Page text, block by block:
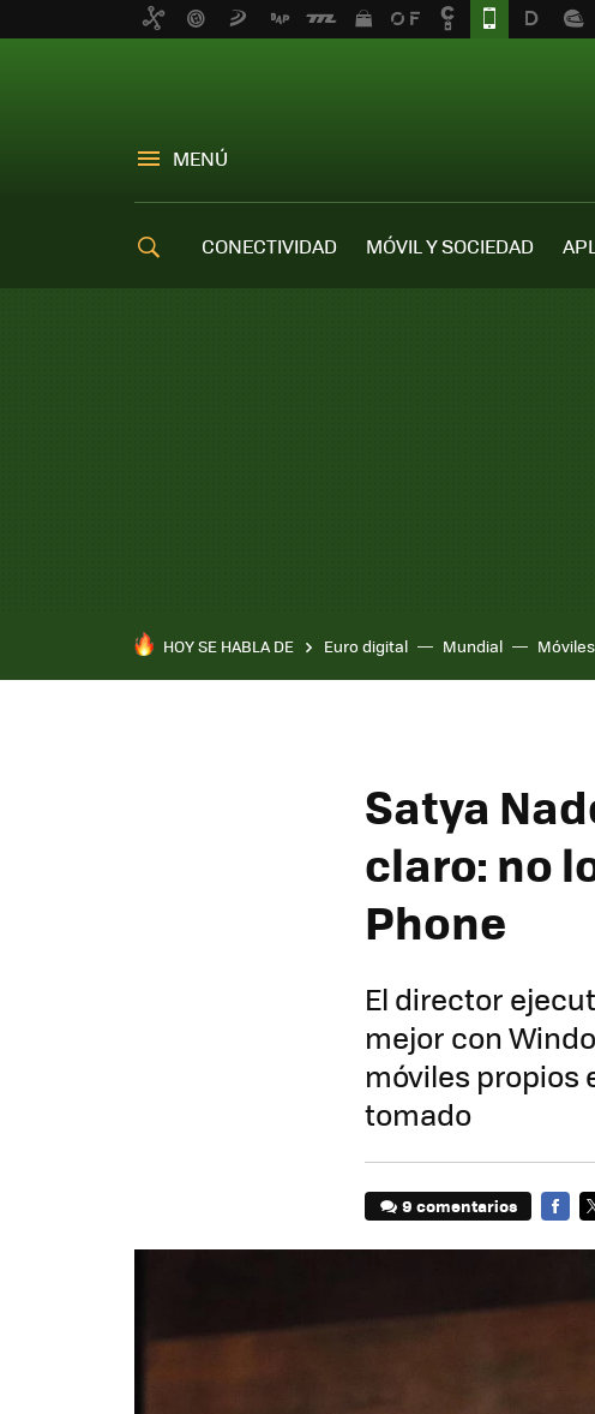
MENÚ
CONECTIVIDAD MÓVIL Y SOCIEDAD
HOY SE HABLA DE Euro digital Mundial Móviles
Satya
claro: no
Phone
El director
mejor con
móviles propios
tomado
9 comentarios